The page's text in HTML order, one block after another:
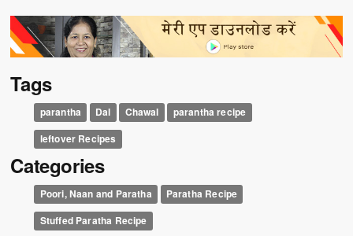
Tags
parantha Dal Chawal
parantha recipe
leftover Recipes
Categories
Poori, Naan and Paratha
Paratha Recipe
Stuffed Paratha Recipe